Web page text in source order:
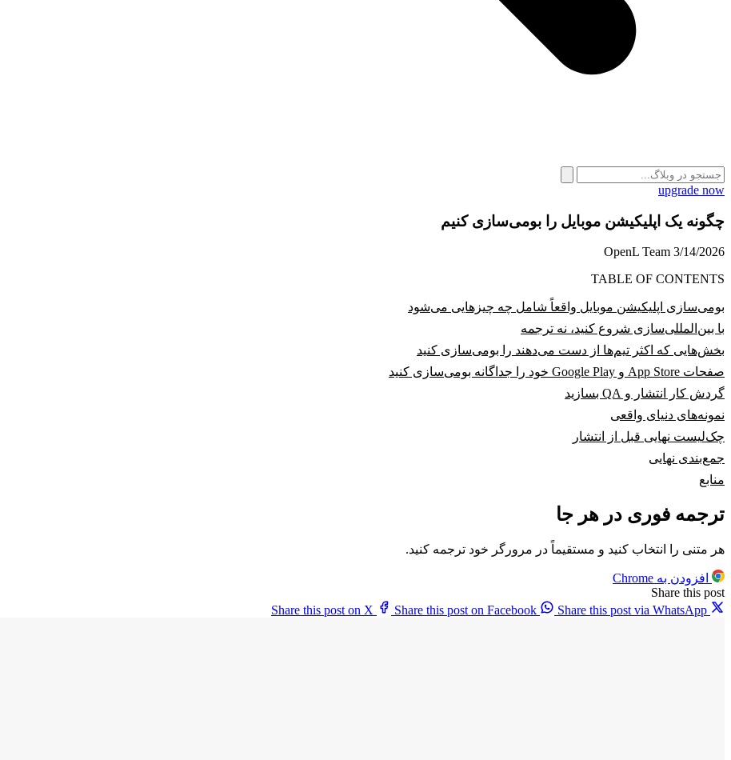
upgrade now
چگونه یک اپلیکیشن موبایل را بومی‌سازی کنیم
OpenL Team 3/14/2026
TABLE OF CONTENTS
بومی‌سازی اپلیکیشن موبایل واقعاً شامل چه چیزهایی می‌شود
با بین‌المللی‌سازی شروع کنید، نه ترجمه
بخش‌هایی که اکثر تیم‌ها از دست می‌دهند را بومی‌سازی کنید
صفحات App Store و Google Play خود را جداگانه بومی‌سازی کنید
گردش کار انتشار و QA بسازید
نمونه‌های دنیای واقعی
چک‌لیست نهایی قبل از انتشار
جمع‌بندی نهایی
منابع
ترجمه فوری در هر جا
هر متنی را انتخاب کنید و مستقیماً در مرورگر خود ترجمه کنید.
افزودن به Chrome
Share this post
Share this post on X
Share this post on Facebook Share this post via WhatsApp